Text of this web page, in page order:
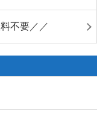
不要／／